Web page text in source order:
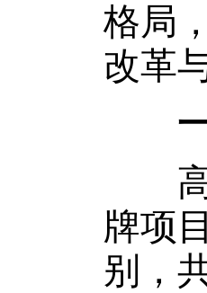
格局
改革
高
牌项
别，